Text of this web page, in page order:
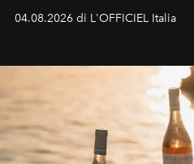
colonna sonora della stagione.
04.08.2026 di L'OFFICIEL Italia